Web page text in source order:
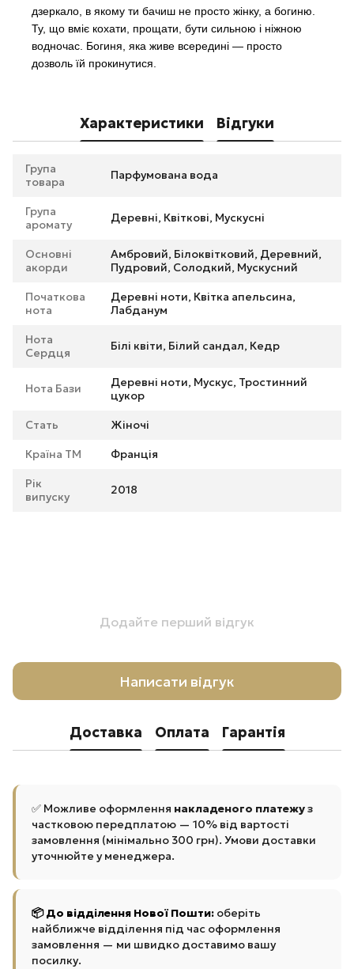
дзеркало, в якому ти бачиш не просто жінку, а богиню.
Ту, що вміє кохати, прощати, бути сильною і ніжною
водночас. Богиня, яка живе всередині — просто
дозволь їй прокинутися.
Характеристики Відгуки
Група
товара
Парфумована вода
Група
аромату
Деревні, Квіткові, Мускусні
Основні
акорди
Амбровий, Білоквітковий, Деревний,
Пудровий, Солодкий, Мускусний
Початкова
нота
Деревні ноти, Квітка апельсина,
Лабданум
Нота
Сердця
Білі квіти, Білий сандал, Кедр
Нота Бази
Деревні ноти, Мускус, Тростинний
цукор
Стать Жіночі
Країна ТМ Франція
Рік
випуску
2018
Додайте перший відгук
Написати відгук
Доставка Оплата Гарантія
✅ Можливе оформлення накладеного платежуз
частковою передплатою — 10% від вартості
замовлення (мінімально 300 грн). Умови доставки
уточнюйте у менеджера.
📦 До відділення Нової Пошти: оберіть
найближче відділення під час оформлення
замовлення — ми швидко доставимо вашу
посилку.